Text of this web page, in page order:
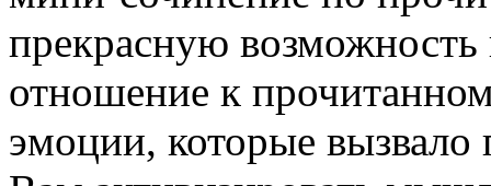
прекрасную возможность
отношение к
эмоции, которые вызвало